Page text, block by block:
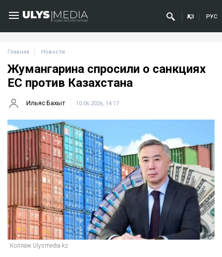
ҚАЗ РУС
Главная Новости
Жумангарина спросили о санкциях
ЕС против Казахстана
Ильяс Бахыт 10.06.2026, 14:17
Коллаж Ulysmedia.kz